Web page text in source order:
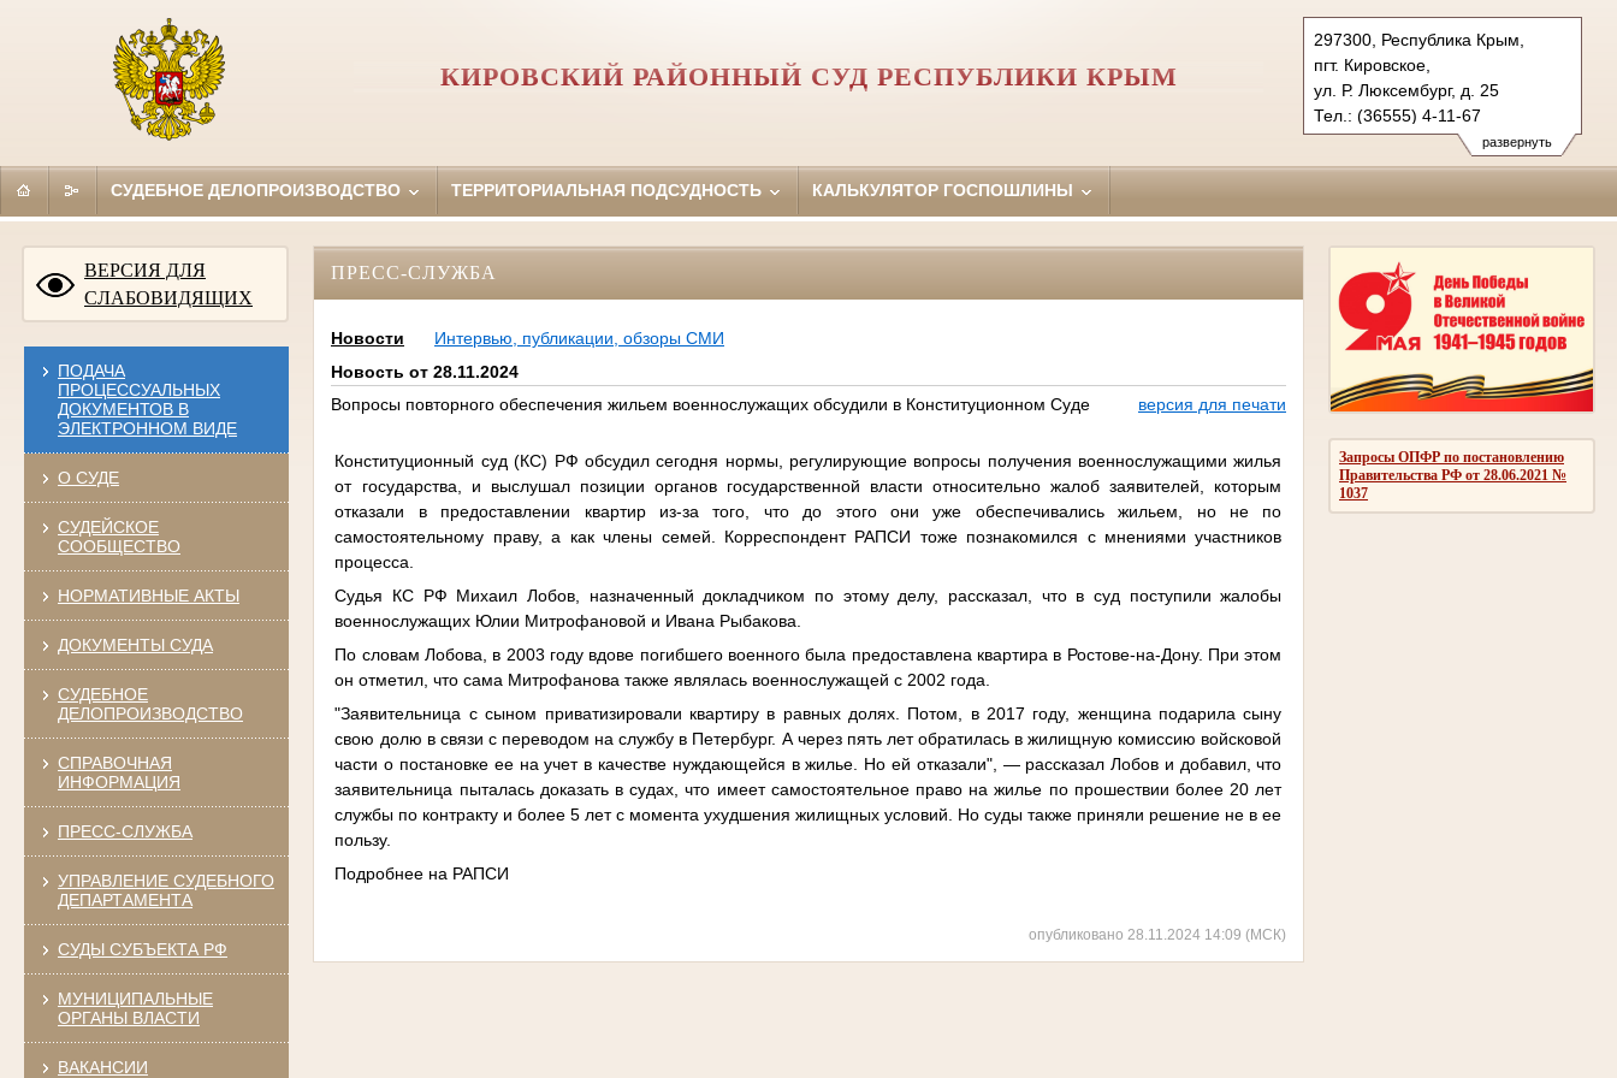
развернуть
297300, Республика Крым,
пгт. Кировское,
ул. Р. Люксембург, д. 25
Тел.: (36555) 4-11-67
kirovskiy.krm@sudrf.ru
КИРОВСКИЙ РАЙОННЫЙ СУД РЕСПУБЛИКИ КРЫМ
СУДЕБНОЕ ДЕЛОПРОИЗВОДСТВО ТЕРРИТОРИАЛЬНАЯ ПОДСУДНОСТЬ КАЛЬКУЛЯТОР ГОСПОШЛИНЫ
ВЕРСИЯ ДЛЯ
СЛАБОВИДЯЩИХ
ПОДАЧА
ПРОЦЕССУАЛЬНЫХ
ДОКУМЕНТОВ В
ЭЛЕКТРОННОМ ВИДЕ
О СУДЕ
СУДЕЙСКОЕ
СООБЩЕСТВО
НОРМАТИВНЫЕ АКТЫ
ДОКУМЕНТЫ СУДА
СУДЕБНОЕ
ДЕЛОПРОИЗВОДСТВО
СПРАВОЧНАЯ
ИНФОРМАЦИЯ
ПРЕСС-СЛУЖБА
УПРАВЛЕНИЕ СУДЕБНОГО
ДЕПАРТАМЕНТА
СУДЫ СУБЪЕКТА РФ
МУНИЦИПАЛЬНЫЕ
ОРГАНЫ ВЛАСТИ
ВАКАНСИИ
Запросы ОПФР по постановлению
Правительства РФ от 28.06.2021 №
1037
ПРЕСС-СЛУЖБА
Новости
Интервью, публикации, обзоры СМИ
Новость от 28.11.2024
Вопросы повторного обеспечения жильем военнослужащих обсудили в Конституционном Суде
версия для печати
Конституционный суд (КС) РФ обсудил сегодня нормы, регулирующие вопросы получения военнослужащими жилья
от государства, и выслушал позиции органов государственной власти относительно жалоб заявителей, которым
отказали в предоставлении квартир из-за того, что до этого они уже обеспечивались жильем, но не по
самостоятельному праву, а как члены семей. Корреспондент РАПСИ тоже познакомился с мнениями участников
процесса.
Судья КС РФ Михаил Лобов, назначенный докладчиком по этому делу, рассказал, что в суд поступили жалобы
военнослужащих Юлии Митрофановой и Ивана Рыбакова.
По словам Лобова, в 2003 году вдове погибшего военного была предоставлена квартира в Ростове-на-Дону. При этом
он отметил, что сама Митрофанова также являлась военнослужащей с 2002 года.
"Заявительница с сыном приватизировали квартиру в равных долях. Потом, в 2017 году, женщина подарила сыну
свою долю в связи с переводом на службу в Петербург. А через пять лет обратилась в жилищную комиссию войсковой
части о постановке ее на учет в качестве нуждающейся в жилье. Но ей отказали", — рассказал Лобов и добавил, что
заявительница пыталась доказать в судах, что имеет самостоятельное право на жилье по прошествии более 20 лет
службы по контракту и более 5 лет с момента ухудшения жилищных условий. Но суды также приняли решение не в ее
пользу.
Подробнее на РАПСИ
опубликовано 28.11.2024 14:09 (МСК)